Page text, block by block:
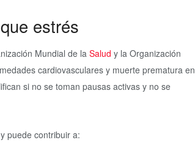
estrés
Mundial de la Salud y la Organización
cardiovasculares y muerte prematura en
si no se toman pausas activas y no se
puede contribuir a: